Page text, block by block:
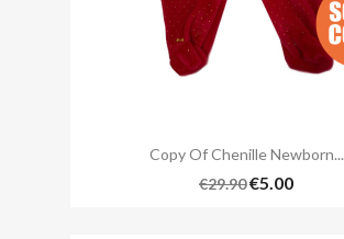
Copy Of Chenille Newborn...
€29.90€5.00